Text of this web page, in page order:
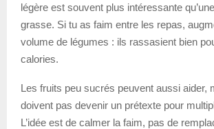
légère est souvent plus intéressante
grasse. Si tu as faim entre les repas,
volume de légumes : ils rassasient bien
calories.
Les fruits peu sucrés peuvent aussi aider,
doivent pas devenir un prétexte pour
L’idée est de calmer la faim, pas de